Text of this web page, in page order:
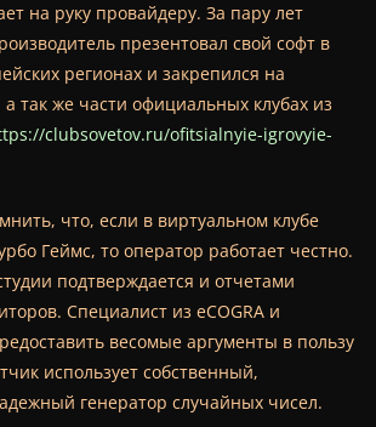
на руку провайдеру. За пару лет
презентовал свой софт в
регионах и закрепился на
так же части официальных клубах из
clubsovetov.ru/ofitsialnyie-igrovyie-
что, если в виртуальном клубе
Геймс, то оператор работает честно.
подтверждается и отчетами
Специалист из eCOGRA и
весомые аргументы в пользу
использует собственный,
генератор случайных чисел.